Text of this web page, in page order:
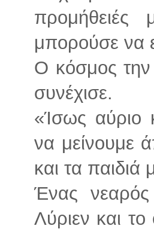
μπορούσε να
Ο κόσμος την
συνέχισε.
«Ίσως αύριο
να μείνουμε
και τα παιδιά
Ένας νεαρός
Λύριεν και